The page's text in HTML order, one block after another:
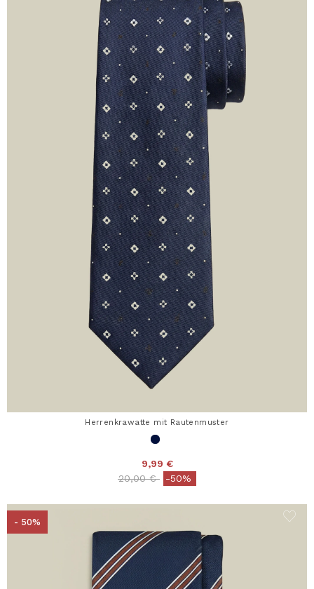
Herrenkrawatte mit Rautenmuster
9,99 €
Price reduced from
20,00 €to-50%
- 50%